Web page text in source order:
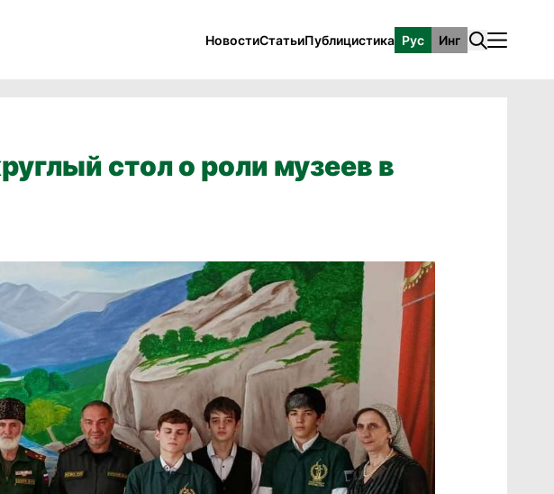
НовостиСтатьиПублицистика Рус Инг
стол о роли музеев в